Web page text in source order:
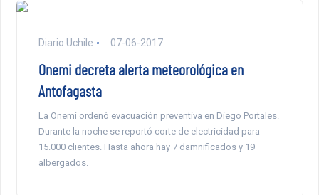
Diario Uchile 07-06-2017
Onemi decreta alerta meteorológica en
Antofagasta
La Onemi ordenó evacuación preventiva en Diego Portales.
Durante la noche se reportó corte de electricidad para
15.000 clientes. Hasta ahora hay 7 damnificados y 19
albergados.